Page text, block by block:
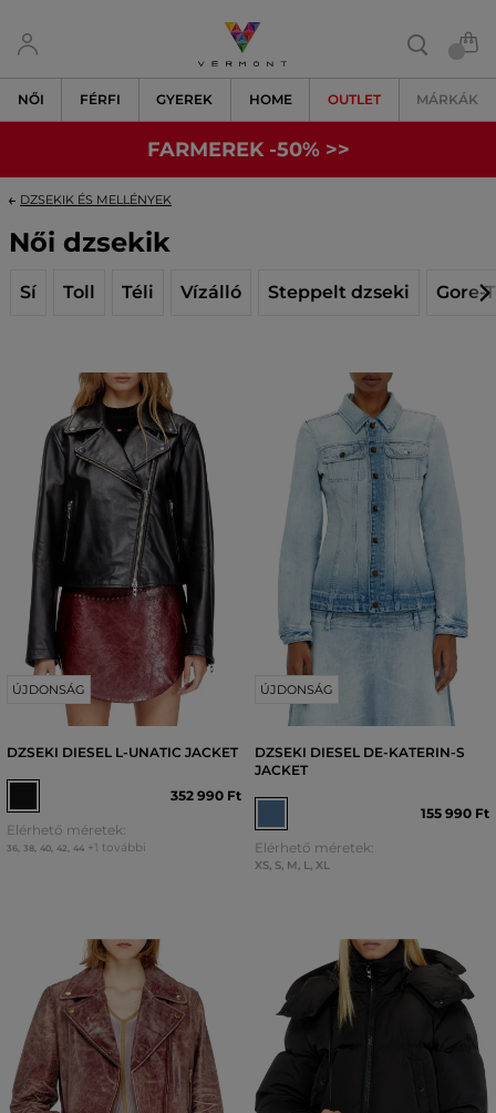
NŐI FÉRFI GYEREK HOME OUTLET MÁRKÁK
FARMEREK -50% >>
DZSEKIK ÉS MELLÉNYEK
Női dzsekik
Sí Toll Téli Vízálló Steppelt dzseki Gore-
ÚJDONSÁG
DZSEKI DIESEL L-UNATIC JACKET
352 990 Ft
Elérhető méretek:
36, 38, 40, 42 44 +1 további
ÚJDONSÁG
DZSEKI DIESEL DE-KATERIN-S
JACKET
155 990 Ft
Elérhető méretek:
XS, S, M, L, XL